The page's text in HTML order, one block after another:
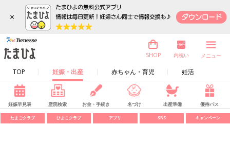
×
TOP 妊娠・出産 赤ちゃん・育児 妊活
SHOP 内祝い メニュー
妊娠早見表 産院検索 お金・手続き 名づけ 出産準備 優待パス
たまごクラブ ひよこクラブ アプリ SNS キャンペーン